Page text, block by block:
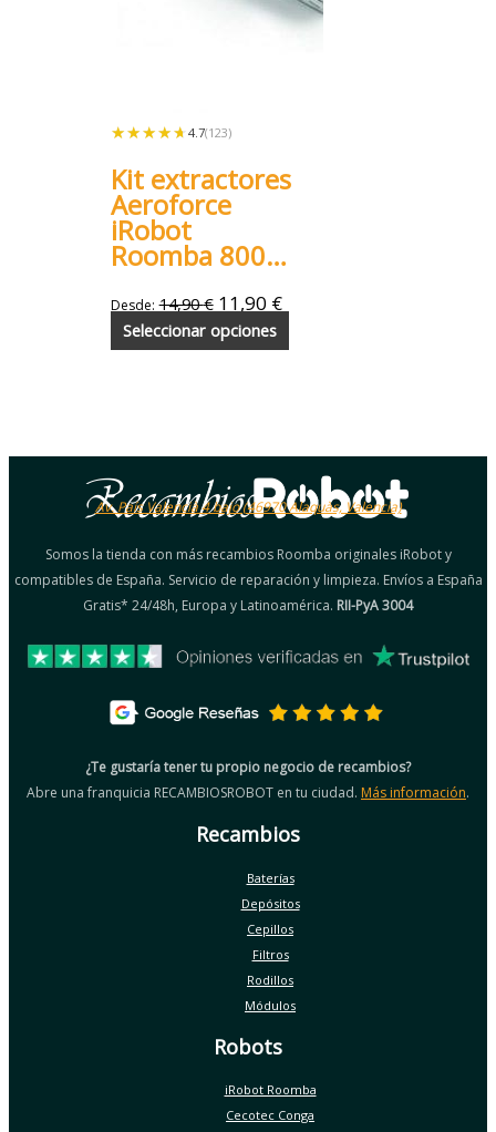
★★★★★
★★★★★ 4.7(123)
Kit extractores
Aeroforce
iRobot
Roomba 800
Desde: 14,90€ 11,90 €
Seleccionar opciones
Av. País Valencià 4 bajo (46970 Alaquàs, Valencia)
Somos la tienda con más recambios Roomba originales iRobot y
compatibles de España. Servicio de reparación y limpieza. Envíos a España
Gratis* 24/48h, Europa y Latinoamérica. RII-PyA 3004
¿Te gustaría tener tu propio negocio de recambios?
Abre una franquicia RECAMBIOSROBOT en tu ciudad. Más información.
Recambios
Baterías
Depósitos
Cepillos
Filtros
Rodillos
Módulos
Robots
iRobot Roomba
Cecotec Conga